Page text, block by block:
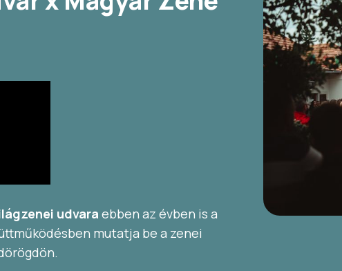
udvara ebben az évben is a
mutatja be a zenei